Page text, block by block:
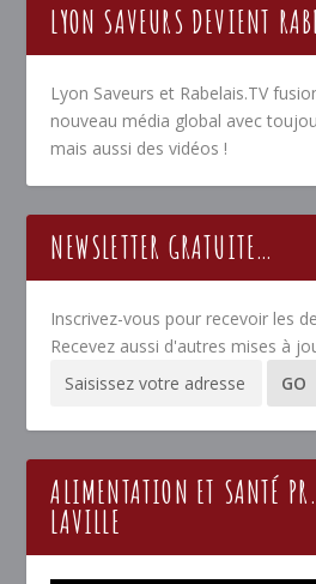
LYON SAVEURS DEVIENT
Lyon Saveurs et Rabelais.TV
nouveau média global avec
mais aussi des vidéos !
NEWSLETTER GRATUITE…
Inscrivez-vous pour recevoir les
Recevez aussi d'autres mises à
ALIMENTATION ET SANTÉ
LAVILLE